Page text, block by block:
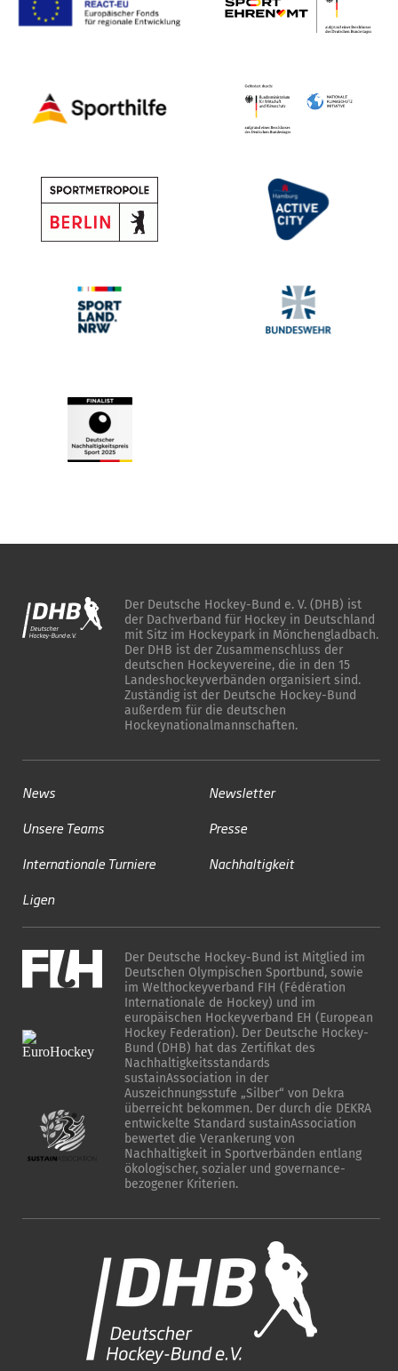
Der Deutsche Hockey-Bund e. V. (DHB) ist
der Dachverband für Hockey in Deutschland
mit Sitz im Hockeypark in Mönchengladbach.
Der DHB ist der Zusammenschluss der
deutschen Hockeyvereine, die in den 15
Landeshockeyverbänden organisiert sind.
Zuständig ist der Deutsche Hockey-Bund
außerdem für die deutschen
Hockeynationalmannschaften.
News
Unsere Teams
Internationale Turniere
Ligen
Newsletter
Presse
Nachhaltigkeit
Der Deutsche Hockey-Bund ist Mitglied im
Deutschen Olympischen Sportbund, sowie
im Welthockeyverband FIH (Fédération
Internationale de Hockey) und im
europäischen Hockeyverband EH (European
Hockey Federation). Der Deutsche Hockey-
Bund (DHB) hat das Zertifikat des
Nachhaltigkeitsstandards
sustainAssociation in der
Auszeichnungsstufe „Silber“ von Dekra
überreicht bekommen. Der durch die DEKRA
entwickelte Standard sustainAssociation
bewertet die Verankerung von
Nachhaltigkeit in Sportverbänden entlang
ökologischer, sozialer und governance-
bezogener Kriterien.